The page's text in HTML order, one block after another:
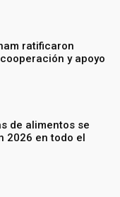
ratificaron
y apoyo
de alimentos se
2026 en todo el